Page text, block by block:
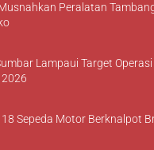
Peralatan
Lampaui Target
Sepeda Motor Berknalpot